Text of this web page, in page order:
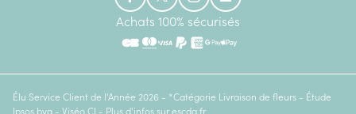
Achats 100% sécurisés
Élu Service Client de l'Année 2026 - *Catégorie Livraison de fleurs - Étude
Ipsos bva - Viséo CI - Plus d'infos sur escda.fr